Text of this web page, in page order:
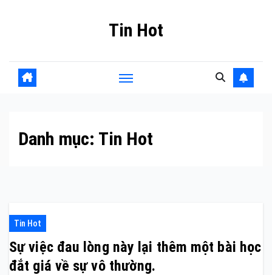
Tin Hot
Danh mục: Tin Hot
Tin Hot
Sự việc đau lòng này lại thêm một bài học
đắt giá về sự vô thường.